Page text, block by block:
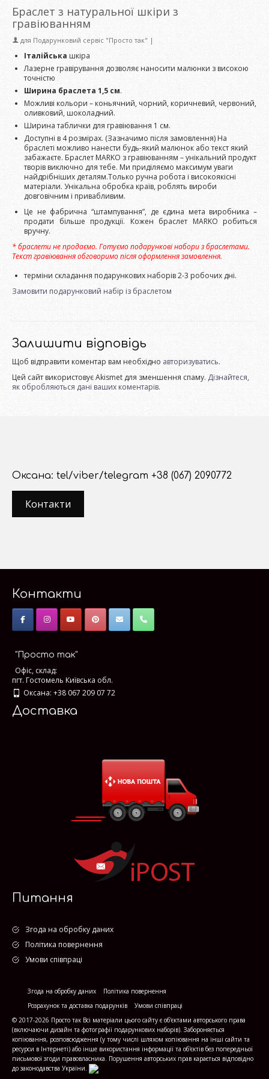
Браслет з натуральної шкіри з
гравіюванням
для Подарунковий сервіс "Просто так" |
Італійська шкіра
Лазерне гравірування дозволяє наносити малюнки з високою
точністю
Ширина браслета 1,5 см.
Можливі кольори – коньячний, чорний, коричневий, червоний,
оливковий, шоколадний.
Ширина таблички для гравіювання 1 см.
Доступні в 4 розмірах. (Зазначимо після замовлення) На
браслеті можливо нанести будь-який малюнок або текст який
забажаєте. Браслет MARKO з гравіюванням – унікальний продукт
творів виключно для тебе. Ми приділяємо максимум уваги
найдрібніших деталям.Только ручна робота і високоякісні
матеріали. Унікальна обробка країв, роблять вироби
довговічним і привабливим.
Це не фабрична “штампування”, де єдина мета виробника –
продати більше продукції. Кожен браслет MARKO робиться
вручну.
* браслети не продаємо. Готуємо подарункові набори з браслетами.
Текст гравіювання обговоримо після оформлення замовлення.
терміни складання подарункових наборів 2-3 робочих дні.
Замовити подарунковий набір із браслетом
Залишити відповідь
Щоб відправити коментар вам необхідно авторизуватись.
Цей сайт використовує Akismet для зменшення спаму. Дізнайтеся,
як обробляються дані ваших коментарів.
Оксана: tel/viber/telegram +38 (067) 2090772
Контакти
Контакти
"Просто так"
Офіс, склад:
пгт. Гостомель Київська обл.
Оксана: +38 067 209 07 72
Доставка
Питання
Згода на обробку даних
Політика повернення
Умови співпраці
Згода на обробку даних
Політика повернення
Розрахунок та доставка подарунків
Умови співпраці
© 2017-2026 Просто так Всі матеріали цього сайту є об'єктами авторського права
(включаючи дизайн та фотографії подарункових наборів). Забороняється
копіювання, розповсюдження (у тому числі шляхом копіювання на інші сайти та
ресурси в Інтернеті) або інше використання інформації та об'єктів без попередньої
письмової згоди правовласника. Порушення авторських прав карається відповідно
до законодавства України.